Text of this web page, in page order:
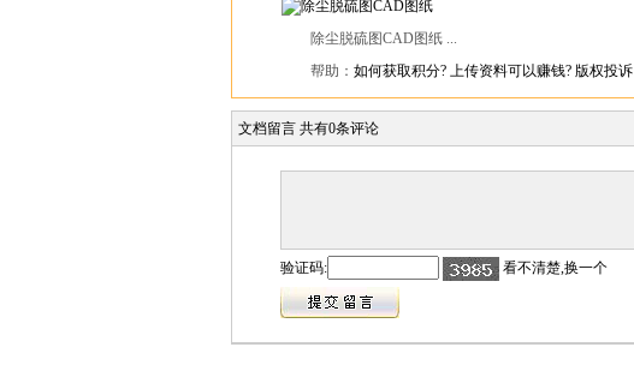
除尘脱硫图CAD图纸 ...
帮助： 如何获取积分? 上传资料可以赚钱? 版权投诉
文档留言 共有0条评论
验证码: 看不清楚,换一个